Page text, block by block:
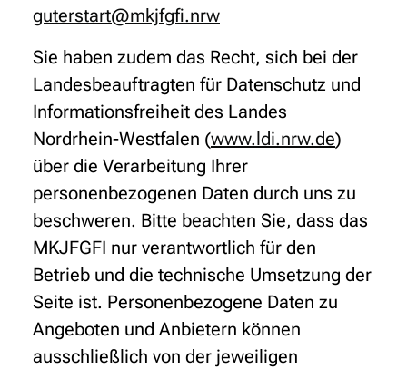
guterstart@mkjfgfi.nrw
Sie haben zudem das Recht, sich bei der
Landesbeauftragten für Datenschutz und
Informationsfreiheit des Landes
Nordrhein-Westfalen (www.ldi.nrw.de)
über die Verarbeitung Ihrer
personenbezogenen Daten durch uns zu
beschweren. Bitte beachten Sie, dass das
MKJFGFI nur verantwortlich für den
Betrieb und die technische Umsetzung der
Seite ist. Personenbezogene Daten zu
Angeboten und Anbietern können
ausschließlich von der jeweiligen